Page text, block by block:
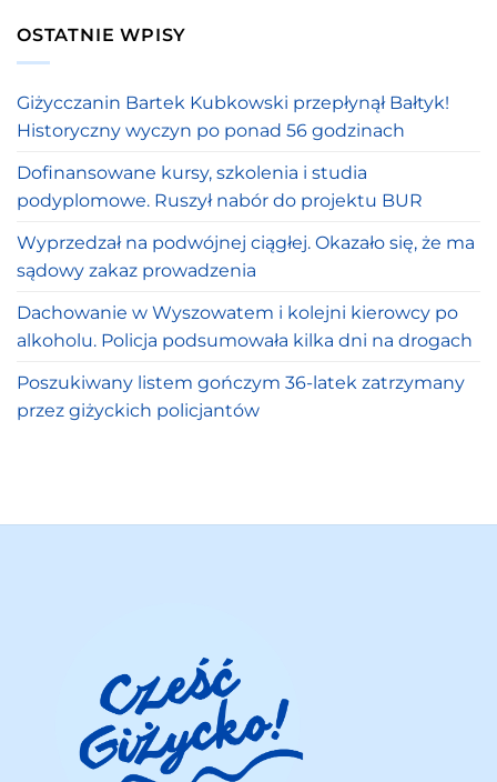
OSTATNIE WPISY
Giżycczanin Bartek Kubkowski przepłynął Bałtyk!
Historyczny wyczyn po ponad 56 godzinach
Dofinansowane kursy, szkolenia i studia
podyplomowe. Ruszył nabór do projektu BUR
Wyprzedzał na podwójnej ciągłej. Okazało się, że ma
sądowy zakaz prowadzenia
Dachowanie w Wyszowatem i kolejni kierowcy po
alkoholu. Policja podsumowała kilka dni na drogach
Poszukiwany listem gończym 36-latek zatrzymany
przez giżyckich policjantów